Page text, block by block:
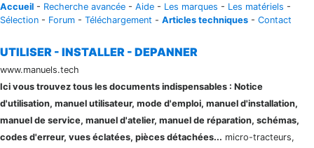
Accueil - Recherche avancée - Aide - Les marques - Les matériels -
Sélection - Forum - Téléchargement - Articles techniques - Contact
UTILISER - INSTALLER - DEPANNER
www.manuels.tech
Ici vous trouvez tous les documents indispensables : Notice
d'utilisation, manuel utilisateur, mode d'emploi, manuel d'installation,
manuel de service, manuel d'atelier, manuel de réparation, schémas,
codes d'erreur, vues éclatées, pièces détachées... micro-tracteurs,